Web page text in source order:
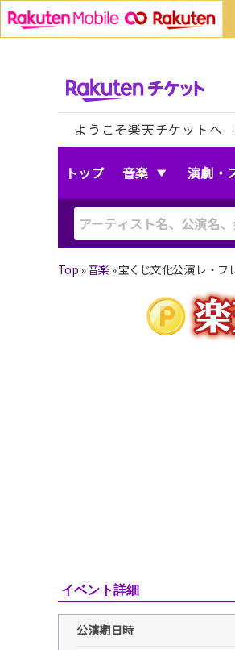
ようこそ楽天チケットへ
トップ 音楽 演劇・
Top »音楽 »宝くじ文化公演 レ・フ
イベント詳細
公演期日時